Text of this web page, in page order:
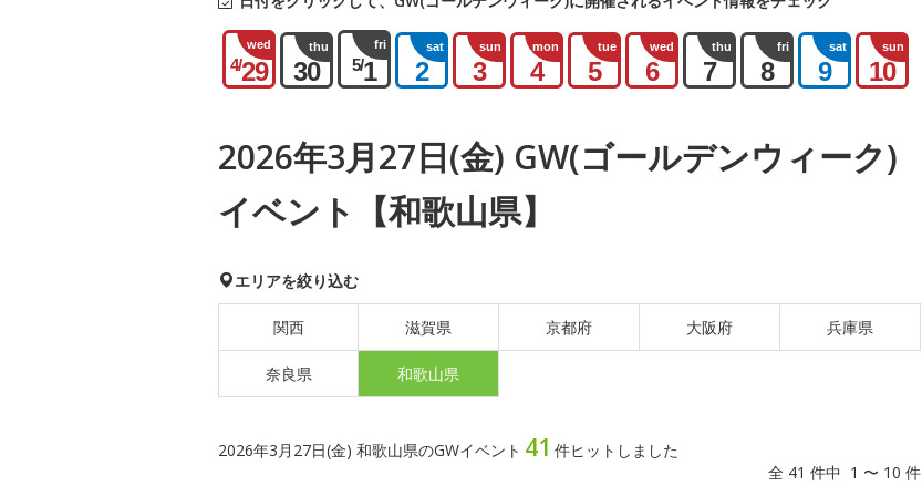
wed
4/29
thu
30
fri
5/1
sat
2
sun
3
mon
4
tue
5
wed
6
thu
7
fri
8
sat
9
sun
10
2026年3月27日(金) GW(ゴールデンウィーク)
イベント【和歌山県】
エリアを絞り込む
関西 滋賀県 京都府 大阪府 兵庫県
奈良県 和歌山県
2026年3月27日(金) 和歌山県のGWイベント 41 件ヒットしました
全 41 件中 1 〜 10 件